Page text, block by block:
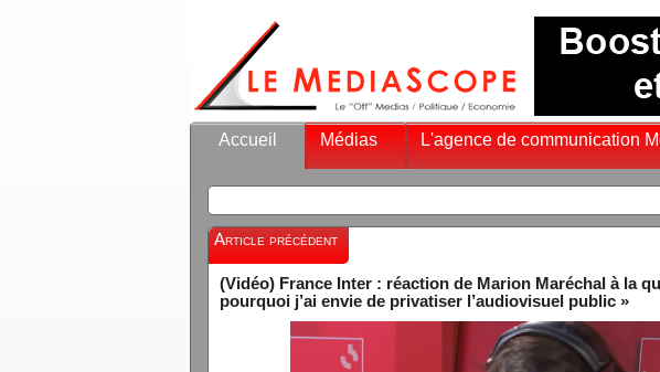
Accueil Médias L'agence de communication
Article précédent
(Vidéo) France Inter : réaction de Marion Maréchal à la
pourquoi j’ai envie de privatiser l’audiovisuel public »